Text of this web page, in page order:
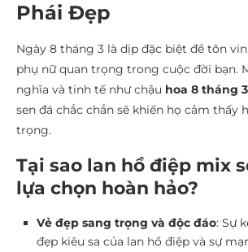
Phái Đẹp
Ngày 8 tháng 3 là dịp đặc biệt để tôn
phụ nữ quan trọng trong cuộc đời bạn.
nghĩa và tinh tế như chậu hoa 8 tháng 3
sen đá chắc chắn sẽ khiến họ cảm thấy
trọng.
Tại sao lan hồ điệp mix
lựa chọn hoàn hảo?
Vẻ đẹp sang trọng và độc đáo: Sự
đẹp kiêu sa của lan hồ điệp và sự